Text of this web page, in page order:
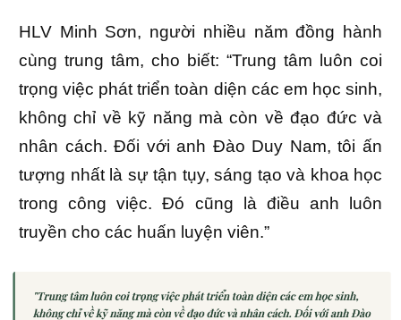
HLV Minh Sơn, người nhiều năm đồng hành
cùng trung tâm, cho biết: “Trung tâm luôn coi
trọng việc phát triển toàn diện các em học sinh,
không chỉ về kỹ năng mà còn về đạo đức và
nhân cách. Đối với anh Đào Duy Nam, tôi ấn
tượng nhất là sự tận tụy, sáng tạo và khoa học
trong công việc. Đó cũng là điều anh luôn
truyền cho các huấn luyện viên.”